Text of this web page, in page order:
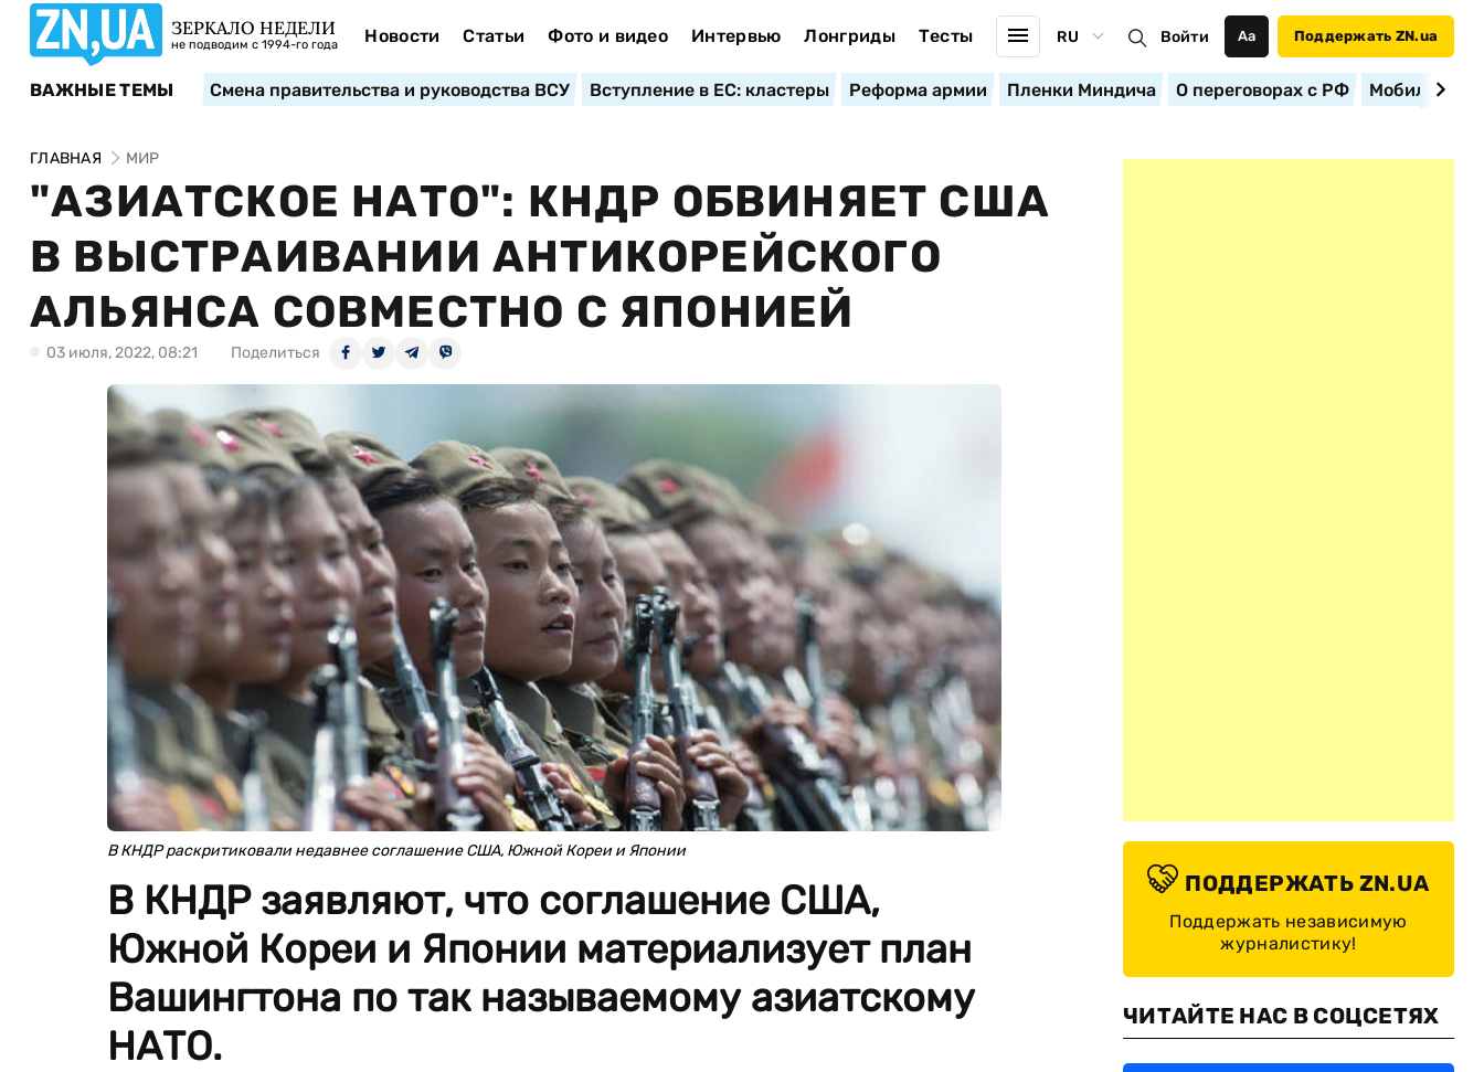
ЗЕРКАЛО НЕДЕЛИ
не подводим с 1994-го года Новости Статьи Фото и видео Интервью Лонгриды Тесты RU Войти Аа Поддержать ZN.ua
ВАЖНЫЕ ТЕМЫ Смена правительства и руководства ВСУ Вступление в ЕС: кластеры Реформа армии Пленки Миндича О переговорах с РФ
ГЛАВНАЯ МИР
"АЗИАТСКОЕ НАТО": КНДР ОБВИНЯЕТ США
В ВЫСТРАИВАНИИ АНТИКОРЕЙСКОГО
АЛЬЯНСА СОВМЕСТНО С ЯПОНИЕЙ
03 июля, 2022, 08:21 Поделиться
В КНДР раскритиковали недавнее соглашение США, Южной Кореи и Японии
В КНДР заявляют, что соглашение США,
Южной Кореи и Японии материализует план
Вашингтона по так называемому азиатскому
НАТО.
ПОДДЕРЖАТЬ ZN.UA
Поддержать независимую
журналистику!
ЧИТАЙТЕ НАС В СОЦСЕТЯХ